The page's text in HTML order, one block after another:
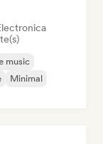
music
Minimal